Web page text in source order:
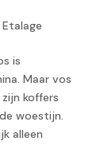
is
Maar vos
koffers
woestijn.
alleen